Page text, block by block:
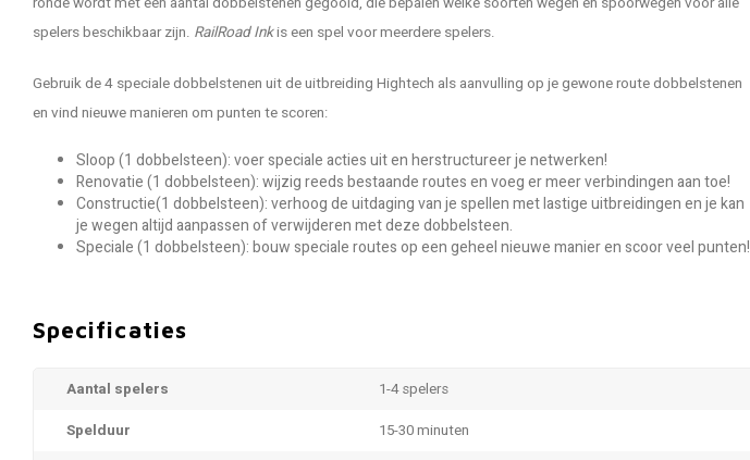
spelers beschikbaar zijn. RailRoad Inkis een spel voor meerdere spelers.
Gebruik de 4 speciale dobbelstenen uit de uitbreiding Hightech als aanvulling op je gewone route dobbelstenen
en vind nieuwe manieren om punten te scoren:
Sloop (1 dobbelsteen): voer speciale acties uit en herstructureer je netwerken!
Renovatie (1 dobbelsteen): wijzig reeds bestaande routes en voeg er meer verbindingen aan toe!
Constructie(1 dobbelsteen): verhoog de uitdaging van je spellen met lastige uitbreidingen en je kan
je wegen altijd aanpassen of verwijderen met deze dobbelsteen.
Speciale (1 dobbelsteen): bouw speciale routes op een geheel nieuwe manier en scoor veel punten!
Specificaties
Aantal spelers
1-4 spelers
Spelduur
15-30 minuten